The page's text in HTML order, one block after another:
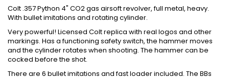
Colt .357 Python 4" CO2 gas airsoft revolver, full metal, heavy.
With bullet imitations and rotating cylinder.
Very powerful! Licensed Colt replica with real logos and other
markings. Has a functioning safety switch, the hammer moves
and the cylinder rotates when shooting. The hammer can be
cocked before the shot.
There are 6 bullet imitations and fast loader included. The BBs